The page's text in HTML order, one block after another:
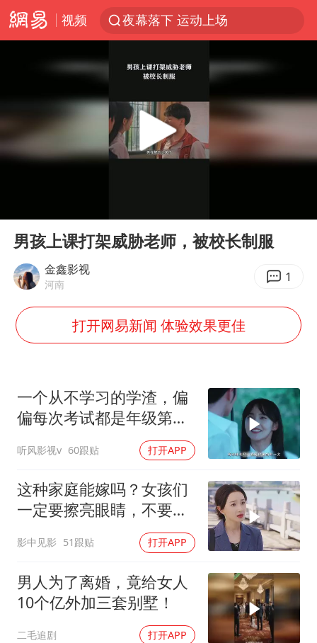
视频
夜幕落下 运动上场
美国将对多晶硅衍生品加征15%关税
泰国校园枪击案死亡人数升至7人
段绚竞因公牺牲 年仅44岁
97岁英国奶奶飞上天再破吉尼斯纪录
70多岁父亲独自坐车到上海看望女儿
“不建议大家买深色蛋糕”
985博士后被曝在妻子孕期出轨后续
公司“上四休三”但要降薪1000元
如何把百年大党建设得更加坚强有力？
Play
男孩上课打架威胁老师，被校长制服
金鑫影视
河南 1
打开网易新闻 体验效果更佳
一个从不学习的学渣，偏
偏每次考试都是年级第
听风影视v 60跟贴 打开APP
这种家庭能嫁吗？女孩们
一定要擦亮眼睛，不要做
影中见影 51跟贴 打开APP
男人为了离婚，竟给女人
10个亿外加三套别墅！
二毛追剧 打开APP